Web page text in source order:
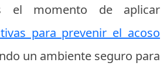
el momento de aplicar
para prevenir el acoso
un ambiente seguro para